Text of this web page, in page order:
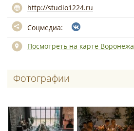
http://studio1224.ru
Соцмедиа:
Посмотреть на карте Воронежа
Фотографии